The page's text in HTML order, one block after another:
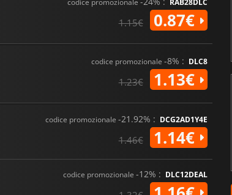
codice promozionale RAB28DLC
1.15€ 0.87€
codice promozionale -8% : DLC8
1.23€ 1.13€
codice promozionale -21.92% : DCG2AD1Y4E
1.46€ 1.14€
codice promozionale -12% : DLC12DEAL